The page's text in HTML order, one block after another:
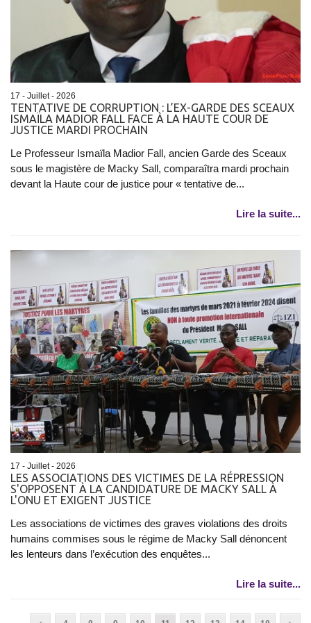
17 - Juillet - 2026
TENTATIVE DE CORRUPTION : L’EX-GARDE DES SCEAUX
ISMAÏLA MADIOR FALL FACE À LA HAUTE COUR DE
JUSTICE MARDI PROCHAIN
Le Professeur Ismaïla Madior Fall, ancien Garde des Sceaux
sous le magistère de Macky Sall, comparaîtra mardi prochain
devant la Haute cour de justice pour « tentative de...
Lire la suite...
17 - Juillet - 2026
LES ASSOCIATIONS DES VICTIMES DE LA RÉPRESSION
S'OPPOSENT À LA CANDIDATURE DE MACKY SALL À
L'ONU ET EXIGENT JUSTICE
Les associations de victimes des graves violations des droits
humains commises sous le régime de Macky Sall dénoncent
les lenteurs dans l’exécution des enquêtes...
Lire la suite...